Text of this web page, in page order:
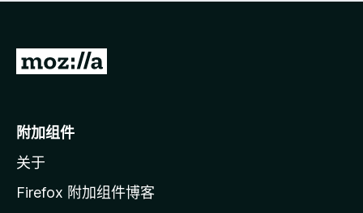
无
转
o
i
l
附加组件
关于
Firefox 附加组件博客